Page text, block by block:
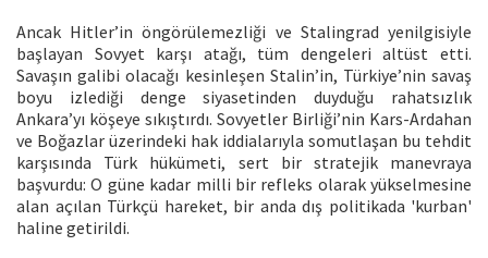
Ancak Hitler’in öngörülemezliği ve Stalingrad yenilgisiyle
başlayan Sovyet karşı atağı, tüm dengeleri altüst etti.
Savaşın galibi olacağı kesinleşen Stalin’in, Türkiye’nin savaş
boyu izlediği denge siyasetinden duyduğu rahatsızlık
Ankara’yı köşeye sıkıştırdı. Sovyetler Birliği’nin Kars-Ardahan
ve Boğazlar üzerindeki hak iddialarıyla somutlaşan bu tehdit
karşısında Türk hükümeti, sert bir stratejik manevraya
başvurdu: O güne kadar milli bir refleks olarak yükselmesine
alan açılan Türkçü hareket, bir anda dış politikada 'kurban'
haline getirildi.